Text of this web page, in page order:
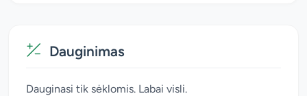
Dauginimas
Dauginasi tik sėklomis. Labai visli.